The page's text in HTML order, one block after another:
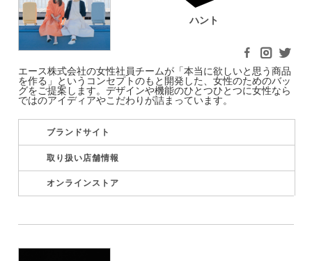
ハント
エース株式会社の女性社員チームが「本当に欲しいと思う商品
を作る」というコンセプトのもと開発した、女性のためのバッ
グをご提案します。デザインや機能のひとつひとつに女性なら
ではのアイディアやこだわりが詰まっています。
ブランドサイト
取り扱い店舗情報
オンラインストア